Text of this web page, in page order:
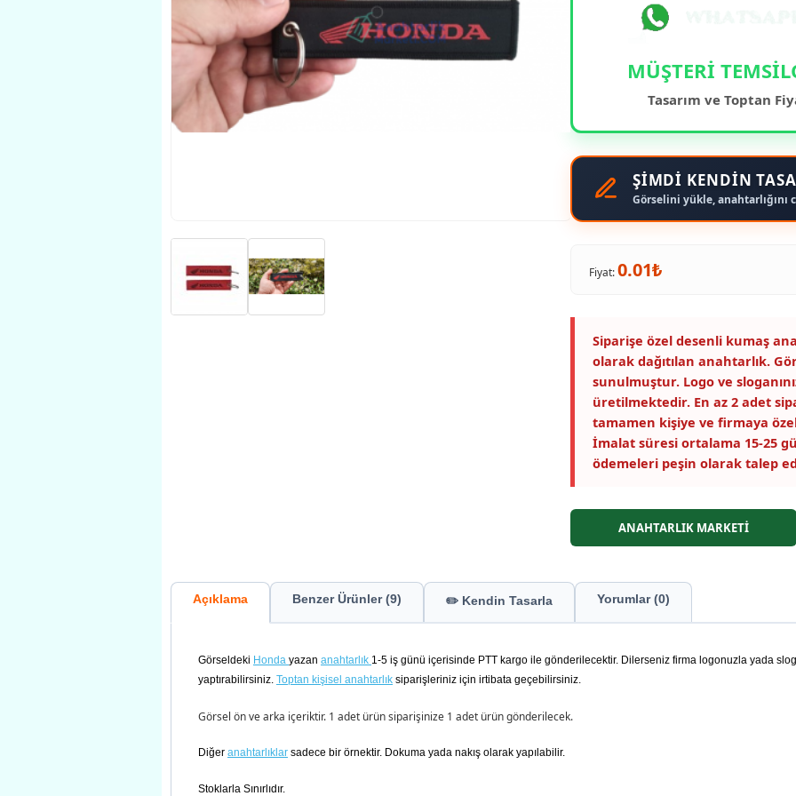
MÜŞTERİ
Tasarım ve Toptan
ŞİMDİ KENDİN
Görselini yükle, anahtarlığını
Fiyat:0.01₺
Siparişe özel desenli kumaş
olarak dağıtılan anahtarlık.
sunulmuştur. Logo ve
üretilmektedir. En az 2 adet
tamamen kişiye ve firmaya
İmalat süresi ortalama 15-25
ödemeleri peşin olarak talep
ANAHTARLIK MARKETİ
Açıklama Benzer Ürünler (9) ✏️ Kendin Tasarla Yorumlar (0)
Görseldeki Honda yazan anahtarlık 1-5 iş günü içerisinde PTT kargo ile gönderilecektir. Dilerseniz firma logonuzla yada
yaptırabilirsiniz. Toptan kişisel anahtarlık siparişleriniz için irtibata geçebilirsiniz.
Görsel ön ve arka içeriktir. 1 adet ürün siparişinize 1 adet ürün gönderilecek.
Diğer anahtarlıklar sadece bir örnektir. Dokuma yada nakış olarak yapılabilir.
Stoklarla Sınırlıdır.